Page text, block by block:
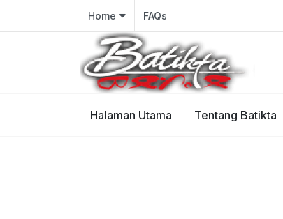
Home FAQs
Halaman Utama Tentang Batikta